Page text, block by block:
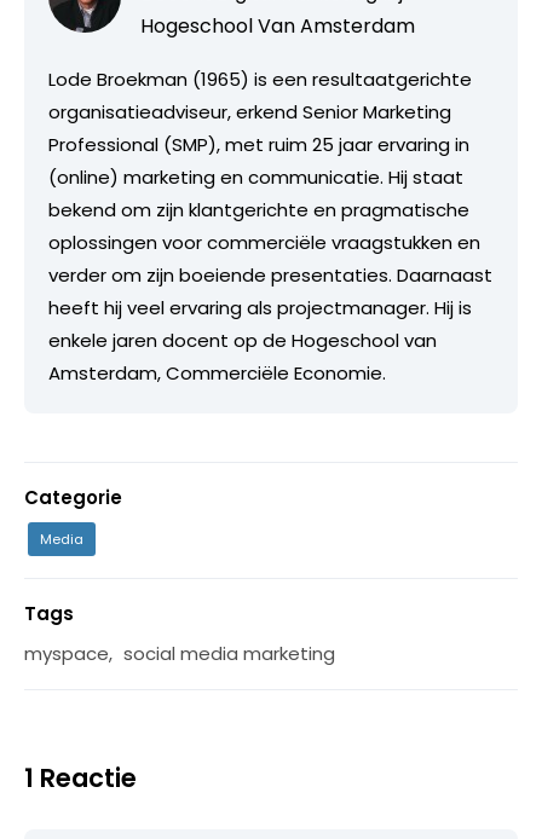
Hogeschool Van Amsterdam
Lode Broekman (1965) is een resultaatgerichte
organisatieadviseur, erkend Senior Marketing
Professional (SMP), met ruim 25 jaar ervaring in
(online) marketing en communicatie. Hij staat
bekend om zijn klantgerichte en pragmatische
oplossingen voor commerciële vraagstukken en
verder om zijn boeiende presentaties. Daarnaast
heeft hij veel ervaring als projectmanager. Hij is
enkele jaren docent op de Hogeschool van
Amsterdam, Commerciële Economie.
Categorie
Media
Tags
myspace, social media marketing
1 Reactie